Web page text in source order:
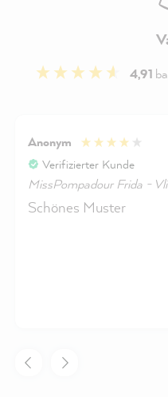
4,91
Anonym
Verifizierter Kunde
MissPompadour Frida -
Schönes Muster